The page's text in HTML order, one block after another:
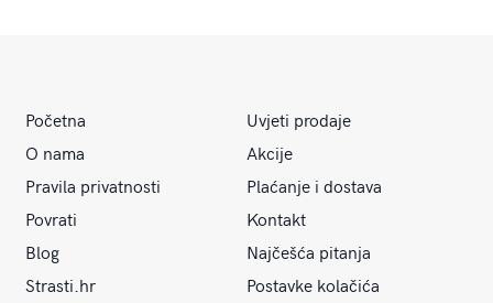
Početna
Uvjeti prodaje
O nama
Akcije
Pravila privatnosti
Plaćanje i dostava
Povrati
Kontakt
Blog
Najčešća pitanja
Strasti.hr
Postavke kolačića